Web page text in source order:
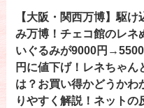
【大阪・関西万博】駆け
み万博！チェコ館のレネ
いぐるみが9000円→5500
円に値下げ！レネちゃん
は？お買い得かどうかわ
りやすく解説！ネットの